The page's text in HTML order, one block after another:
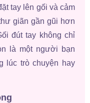
tay lên gối và cảm
giãn gần gũi hơn
đút tay không chỉ
là một người bạn
lúc trò chuyện hay